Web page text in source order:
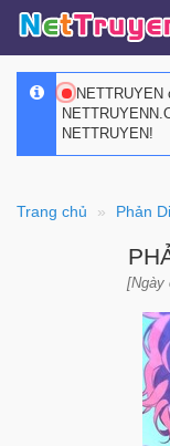
NETTRUYEN
NETTRUYEN!
Trang chủ Phản
[Ngày